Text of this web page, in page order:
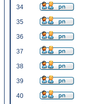
34
35
36
37
38
39
40